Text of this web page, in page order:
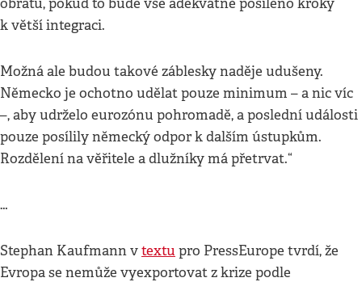
obratu, pokud to bude vše adekvátně posíleno kroky
k větší integraci.
Možná ale budou takové záblesky naděje udušeny.
Německo je ochotno udělat pouze minimum – a nic víc
–, aby udrželo eurozónu pohromadě, a poslední události
pouze posílily německý odpor k dalším ústupkům.
Rozdělení na věřitele a dlužníky má přetrvat.“
…
Stephan Kaufmann vtextu pro PressEurope tvrdí, že
Evropa se nemůže vyexportovat z krize podle